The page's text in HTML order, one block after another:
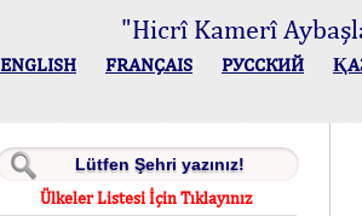
"Hicrî Kamerî
ENGLISH FRANÇAIS РУССКИЙ
Ülkeler Listesi İçin Tıklayınız